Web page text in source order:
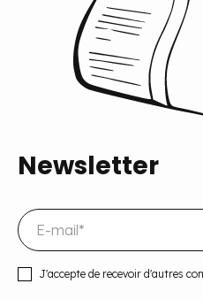
Newsletter
J'accepte de recevoir d'autres